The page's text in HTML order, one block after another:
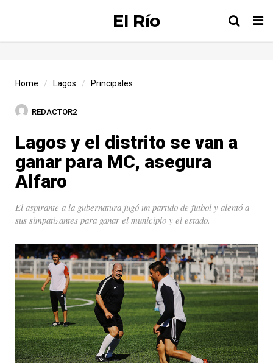
El Río
Home Lagos Principales
REDACTOR2
Lagos y el distrito se van a
ganar para MC, asegura
Alfaro
El aspirante a la gubernatura jugó un partido de futbol y alentó a
sus simpatizantes para ganar el municipio y el estado.